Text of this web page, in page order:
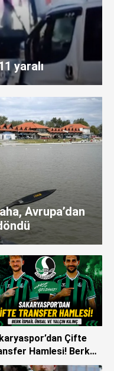
yaralı
Avrupa’dan
Çifte
Hamlesi! Berk
Ünsal ve Yalçın